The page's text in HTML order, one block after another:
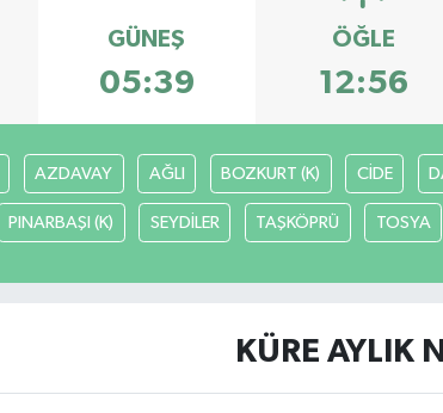
GÜNEŞ
05:39
ÖĞLE
12:56
AZDAVAY AĞLI BOZKURT (K) CİDE
PINARBAŞI (K) SEYDİLER TAŞKÖPRÜ TOSYA
KÜRE AYLIK